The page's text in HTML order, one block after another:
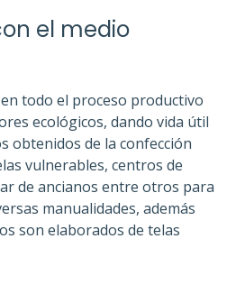
el medio
todo el proceso productivo
ecológicos, dando vida útil
obtenidos de la confección
vulnerables, centros de
de ancianos entre otros para
manualidades, además
son elaborados de telas